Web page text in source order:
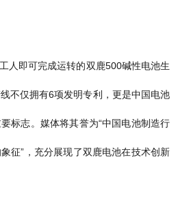
人即可完成运转的双鹿500碱性电池生
不仅拥有6项发明专利，更是中国电池
标志。媒体将其誉为“中国电池制造行
征”，充分展现了双鹿电池在技术创新